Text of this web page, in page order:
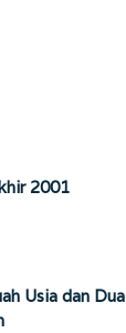
2001
Usia dan Dua